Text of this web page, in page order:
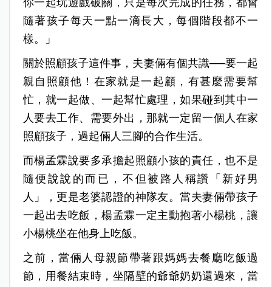
隨著孩子每天一點一滴長大，每個階段都不一
樣。」
關於照顧孩子這件事，夫妻倆有個共識──要一起
親自照顧他！在家就是一起顧，有甚麼需要幫
忙，就一起做、一起幫忙處理，如果碰到其中一
人要去工作、需要外出，那就一定留一個人在家
照顧孩子，過起倆人三腳的合作生活。
而楊孟霖說要多承擔起照顧小孩的責任，也不是
隨便說說的而已，不但被路人稱讚「新好男
人」，更是老婆認證的神隊友。當夫妻倆帶孩子
一起出去吃飯，楊孟霖一定主動抱著小楊桃，讓
小楊桃坐在他身上吃飯。
之前，當倆人母親節帶著跟媽媽去餐廳吃飯過
節，用餐結束時，坐隔壁的爺爺奶奶還過來，當